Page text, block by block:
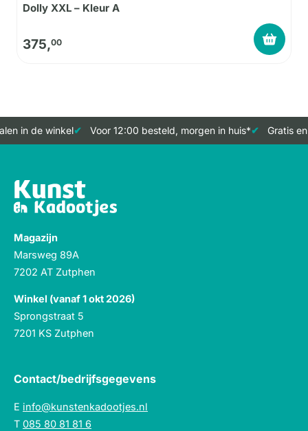
Dolly XXL – Kleur A
375,00
in de winkel Voor 12:00 besteld, morgen in huis* Gratis
Magazijn
Marsweg 89A
7202 AT Zutphen
Winkel (vanaf 1 okt 2026)
Sprongstraat 5
7201 KS Zutphen
Contact/bedrijfsgegevens
E info@kunstenkadootjes.nl
T 085 80 81 81 6